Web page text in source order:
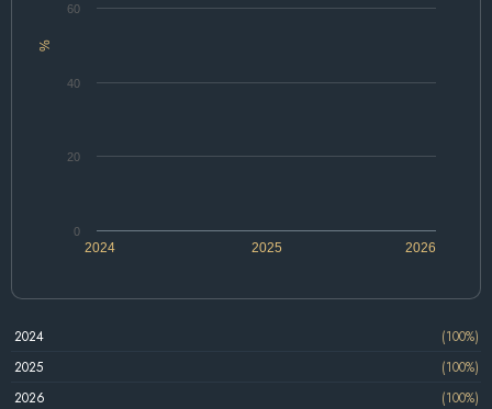
%
2024 2025 2026
0
20
40
60
2024
(100%)
2025
(100%)
2026
(100%)